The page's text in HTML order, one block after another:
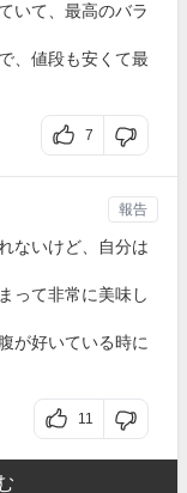
いて、最高のバラ
、値段も安くて最
7
ないけど、自分は
って非常に美味し
が好いている時に
11
報告